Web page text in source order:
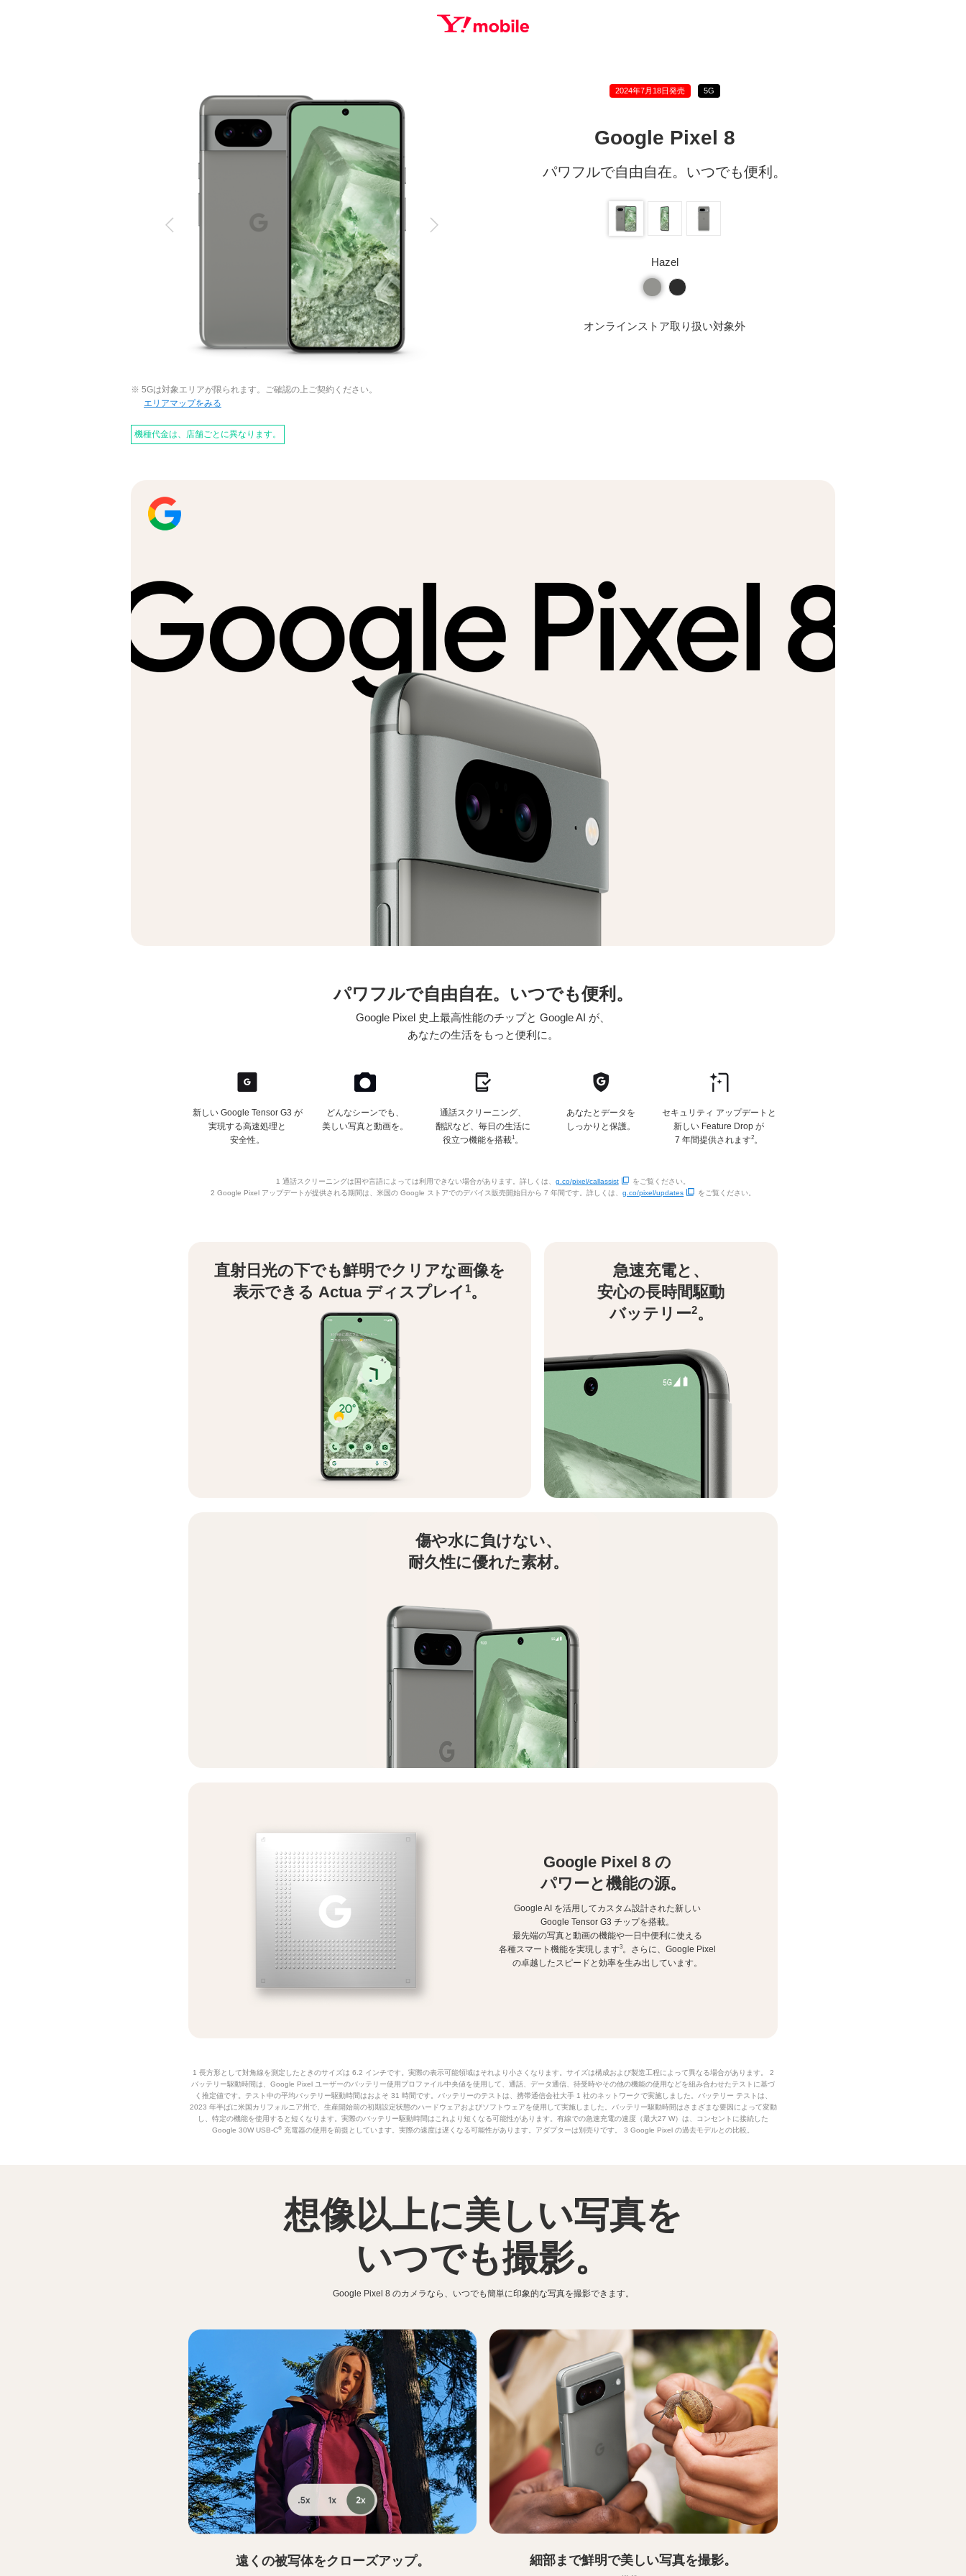
2024年7月18日発売 5G
Google Pixel 8
パワフルで自由自在。いつでも便利。
Hazel
オンラインストア取り扱い対象外
※ 5Gは対象エリアが限られます。ご確認の上ご契約ください。
エリアマップをみる
機種代金は、店舗ごとに異なります。
パワフルで自由自在。 いつでも便利。
Google Pixel 史上最高性能のチップと Google AI が、
あなたの生活をもっと便利に。
新しい Google Tensor G3 が
実現する高速処理と
安全性。
どんなシーンでも、
美しい写真と動画を。
通話スクリーニング、
翻訳など、毎日の生活に
役立つ機能を搭載1 。
あなたとデータを
しっかりと保護。
セキュリティ アップデートと
新しい Feature Drop が
7 年間提供されます2。
1 通話スクリーニングは国や言語によっては利用できない場合があります。詳しくは、 g.co/pixel/callassist
をご覧ください。
2 Google Pixel アップデートが提供される期間は、米国の Google ストアでのデバイス販売開始日から 7 年間です。詳しくは、g.co/pixel/updates をご覧ください。
直射日光の下でも鮮明でクリアな画像を
表示できる Actua ディスプレイ 1。
急速充電と、
安心の長時間駆動
バッテリー2。
傷や水に負けない、
耐久性に優れた素材。
Google Pixel 8 の
パワーと機能の源。
Google AI を活用してカスタム設計された新しい
Google Tensor G3 チップを搭載。
最先端の写真と動画の機能や一日中便利に使える
各種スマート機能を実現します3。さらに、 Google Pixel
の卓越したスピードと 効率を生み出しています。
1 長方形として対角線を測定したときのサイズは 6.2 インチです。実際の表示可能領域はそれより小さくなります。サイズは構成および製造工程によって異なる場合があります。 2
バッテリー駆動時間は、Google Pixel ユーザーのバッテリー使用プロファイル中央値を使用して、通話、データ通信、待受時やその他の機能の使用などを組み合わせたテストに基づ
く推定値です。テスト中の平均バッテリー駆動時間はおよそ 31 時間です。バッテリーのテストは、携帯通信会社大手 1 社のネットワークで実施しました。バッテリー テストは、
2023 年半ばに米国カリフォルニア州で、生産開始前の初期設定状態のハードウェアおよびソフトウェアを使用して実施しました。バッテリー駆動時間はさまざまな要因によって変動
し、特定の機能を使用すると短くなります。実際のバッテリー駆動時間はこれより短くなる可能性があります。有線での急速充電の速度（最大27 W）は、コンセントに接続した
Google 30W USB-C® 充電器の使用を前提としています。実際の速度は遅くなる可能性があります。アダプターは別売りです。 3 Google Pixel の過去モデルとの比較。
想像以上に美しい写真を
いつでも撮影。
Google Pixel 8 のカメラなら、いつでも簡単に印象的な写真を撮影できます。
遠くの被写体をクローズアップ。 細部まで鮮明で美しい写真を撮影。